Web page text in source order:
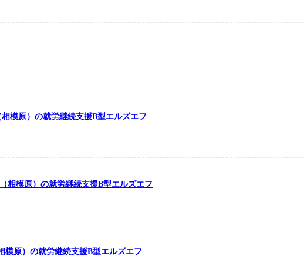
模原）の就労継続支援B型エルズエフ
相模原）の就労継続支援B型エルズエフ
模原）の就労継続支援B型エルズエフ